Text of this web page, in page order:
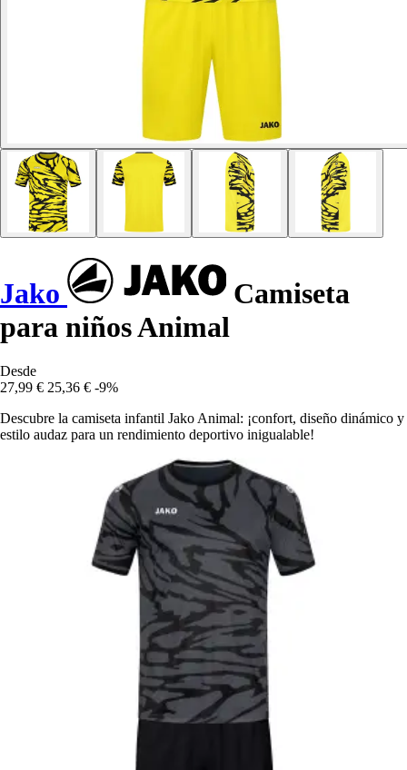
Jako
Camiseta
para niños Animal
Desde
27,99 € 25,36 € -9%
Descubre la camiseta infantil Jako Animal: ¡confort, diseño dinámico y
estilo audaz para un rendimiento deportivo inigualable!